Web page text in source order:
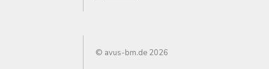
© avus-bm.de 2026